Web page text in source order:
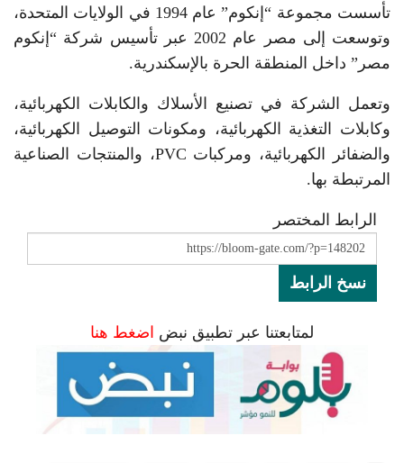
تأسست مجموعة “إنكوم” عام 1994 في الولايات المتحدة،
وتوسعت إلى مصر عام 2002 عبر تأسيس شركة “إنكوم
مصر” داخل المنطقة الحرة بالإسكندرية.
وتعمل الشركة في تصنيع الأسلاك والكابلات الكهربائية،
وكابلات التغذية الكهربائية، ومكونات التوصيل الكهربائية،
والضفائر الكهربائية، ومركبات PVC، والمنتجات الصناعية
المرتبطة بها.
الرابط المختصر
نسخ الرابط
لمتابعتنا عبر تطبيق نبض اضغط هنا